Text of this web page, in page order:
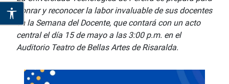
honrar y reconocer la labor invaluable de sus docentes
en la Semana del Docente, que contará con un acto
central el día 15 de mayo a las 3:00 p.m. en el
Auditorio Teatro de Bellas Artes de Risaralda.